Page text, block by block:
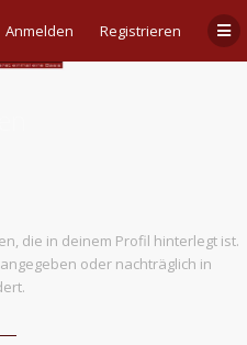
Anmelden Registrieren
die in deinem Profil hinterlegt ist.
oder nachträglich in